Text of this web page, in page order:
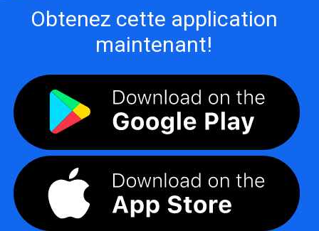
Obtenez cette application
maintenant!